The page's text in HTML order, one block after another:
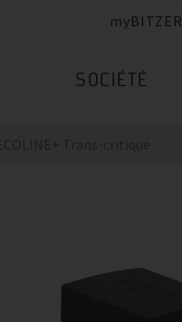
myBITZER
SOCIÉTÉ